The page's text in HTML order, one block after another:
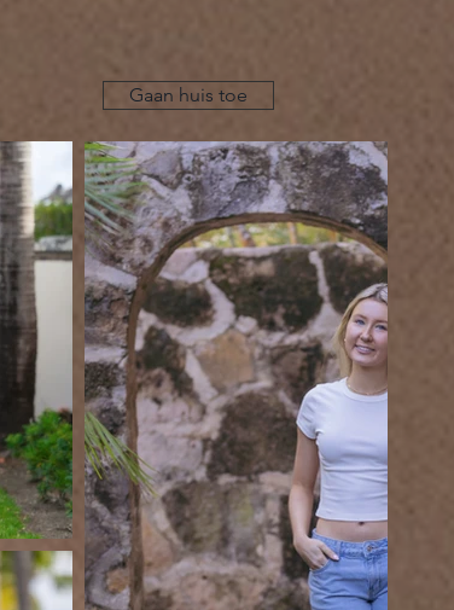
Gaan huis toe